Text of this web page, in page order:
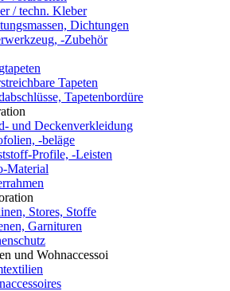
/ techn. Kleber
Dichtungen
-Zubehör
Tapeten
Tapetenbordüre
und Deckenverkleidung
-beläge
Profile, -Leisten
Material
Stores, Stoffe
Garnituren
und Wohnaccessoi